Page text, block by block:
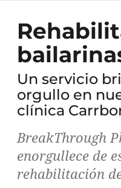
Un servicio
orgullo en
clínica
BreakThrough
enorgullece de
rehabilitación